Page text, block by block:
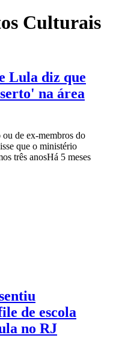
Culturais
Lula diz que
na área
de ex-membros do
que o ministério
três anosHá 5 meses
de escola
no RJ